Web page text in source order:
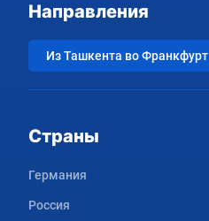
Направления
Из Ташкента во Франкфурт
Страны
Германия
Россия